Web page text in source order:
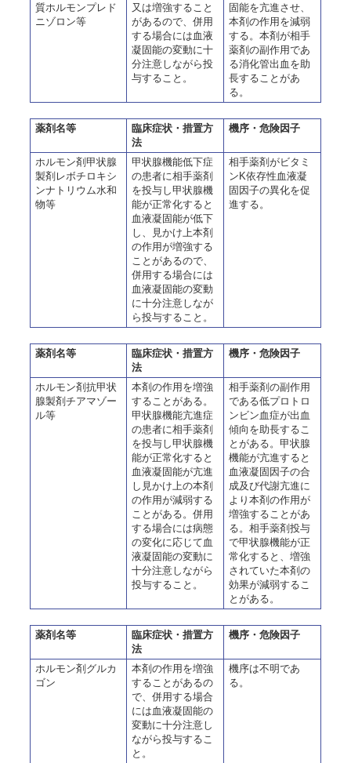
質ホルモンプレド
ニゾロン等
又は増強すること
があるので、併用
する場合には血液
凝固能の変動に十
分注意しながら投
与すること。
固能を亢進させ、
本剤の作用を減弱
する。本剤が相手
薬剤の副作用であ
る消化管出血を助
長することがあ
る。
薬剤名等
臨床症状・措置方
法
機序・危険因子
ホルモン剤甲状腺
製剤レボチロキシ
ンナトリウム水和
物等
甲状腺機能低下症
の患者に相手薬剤
を投与し甲状腺機
能が正常化すると
血液凝固能が低下
し、見かけ上本剤
の作用が増強する
ことがあるので、
併用する場合には
血液凝固能の変動
に十分注意しなが
ら投与すること。
相手薬剤がビタミ
ンK依存性血液凝
固因子の異化を促
進する。
薬剤名等
臨床症状・措置方
法
機序・危険因子
ホルモン剤抗甲状
腺製剤チアマゾー
ル等
本剤の作用を増強
することがある。
甲状腺機能亢進症
の患者に相手薬剤
を投与し甲状腺機
能が正常化すると
血液凝固能が亢進
し見かけ上の本剤
の作用が減弱する
ことがある。併用
する場合には病態
の変化に応じて血
液凝固能の変動に
十分注意しながら
投与すること。
相手薬剤の副作用
である低プロトロ
ンビン血症が出血
傾向を助長するこ
とがある。甲状腺
機能が亢進すると
血液凝固因子の合
成及び代謝亢進に
より本剤の作用が
増強することがあ
る。相手薬剤投与
で甲状腺機能が正
常化すると、増強
されていた本剤の
効果が減弱するこ
とがある。
薬剤名等
臨床症状・措置方
法
機序・危険因子
ホルモン剤グルカ
ゴン
本剤の作用を増強
することがあるの
で、併用する場合
には血液凝固能の
変動に十分注意し
ながら投与するこ
と。
機序は不明であ
る。